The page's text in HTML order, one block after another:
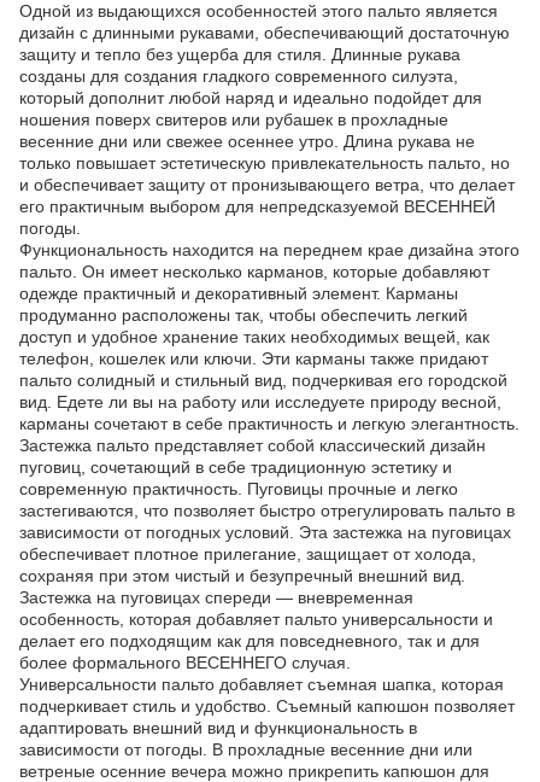
Одной из выдающихся особенностей этого пальто является
дизайн с длинными рукавами, обеспечивающий достаточную
защиту и тепло без ущерба для стиля. Длинные рукава
созданы для создания гладкого современного силуэта,
который дополнит любой наряд и идеально подойдет для
ношения поверх свитеров или рубашек в прохладные
весенние дни или свежее осеннее утро. Длина рукава не
только повышает эстетическую привлекательность пальто, но
и обеспечивает защиту от пронизывающего ветра, что делает
его практичным выбором для непредсказуемой ВЕСЕННЕЙ
погоды.
Функциональность находится на переднем крае дизайна этого
пальто. Он имеет несколько карманов, которые добавляют
одежде практичный и декоративный элемент. Карманы
продуманно расположены так, чтобы обеспечить легкий
доступ и удобное хранение таких необходимых вещей, как
телефон, кошелек или ключи. Эти карманы также придают
пальто солидный и стильный вид, подчеркивая его городской
вид. Едете ли вы на работу или исследуете природу весной,
карманы сочетают в себе практичность и легкую элегантность.
Застежка пальто представляет собой классический дизайн
пуговиц, сочетающий в себе традиционную эстетику и
современную практичность. Пуговицы прочные и легко
застегиваются, что позволяет быстро отрегулировать пальто в
зависимости от погодных условий. Эта застежка на пуговицах
обеспечивает плотное прилегание, защищает от холода,
сохраняя при этом чистый и безупречный внешний вид.
Застежка на пуговицах спереди — вневременная
особенность, которая добавляет пальто универсальности и
делает его подходящим как для повседневного, так и для
более формального ВЕСЕННЕГО случая.
Универсальности пальто добавляет съемная шапка, которая
подчеркивает стиль и удобство. Съемный капюшон позволяет
адаптировать внешний вид и функциональность в
зависимости от погоды. В прохладные весенние дни или
ветреные осенние вечера можно прикрепить капюшон для